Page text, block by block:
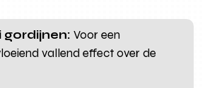
Voor een
vallend effect over de